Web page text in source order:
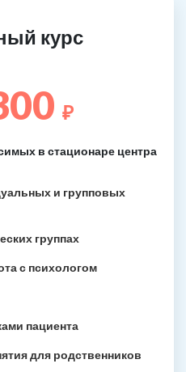
курс
₽
в стационаре центра
и групповых
группах
с психологом
пациента
для родственников